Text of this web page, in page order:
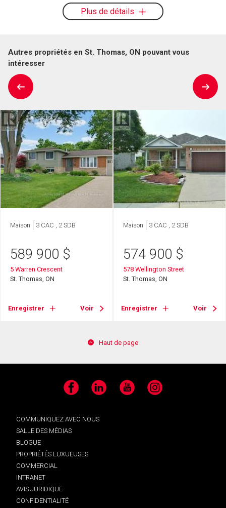
Plus de détails
Autres propriétés en St. Thomas, ON pouvant vous
intéresser
Maison 3 CAC , 2 SDB
589 900 $
5 Warren Crescent
St. Thomas, ON
Enregistrer Voir
Maison 3 CAC , 2 SDB
574 900 $
578 Wellington Street
St. Thomas, ON
Enregistrer Voir
Haut de page
Facebook LinkedIn YouTube Instagram
COMMUNIQUEZ AVEC NOUS
SALLE DES MÉDIAS
BLOGUE
PROPRIÉTÉS LUXUEUSES
COMMERCIAL
INTRANET
AVIS JURIDIQUE
CONFIDENTIALITÉ